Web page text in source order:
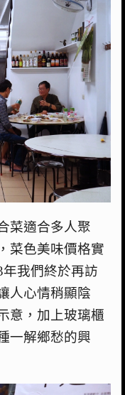
菜適合多人聚
菜色美味價格實
我們終於再訪
人心情稍顯陰
意，加上玻璃櫃
一解鄉愁的興